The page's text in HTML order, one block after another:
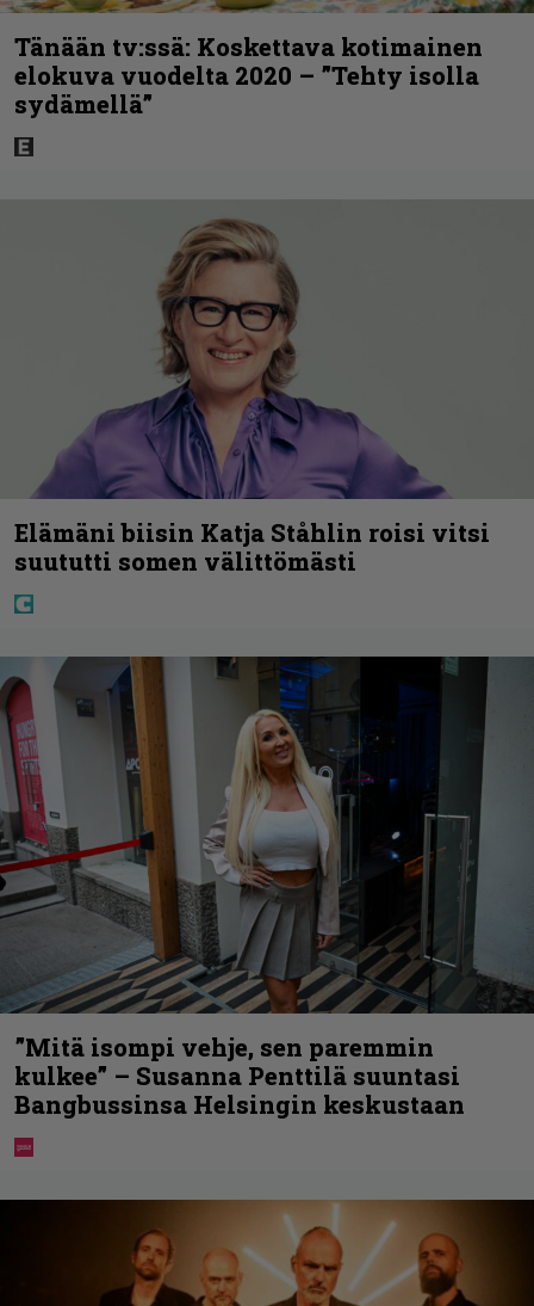
Tänään tv:ssä: Koskettava kotimainen
elokuva vuodelta 2020 – ”Tehty isolla
sydämellä”
Elämäni biisin Katja Ståhlin roisi vitsi
suututti somen välittömästi
”Mitä isompi vehje, sen paremmin
kulkee” – Susanna Penttilä suuntasi
Bangbussinsa Helsingin keskustaan